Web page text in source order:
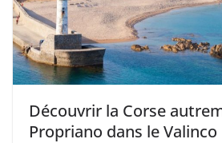
Découvrir la Corse
Propriano dans le Valinco